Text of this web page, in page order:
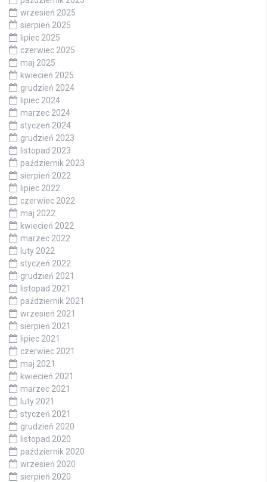
wrzesień 2025
sierpień 2025
lipiec 2025
czerwiec 2025
maj 2025
kwiecień 2025
grudzień 2024
lipiec 2024
marzec 2024
styczeń 2024
grudzień 2023
listopad 2023
październik 2023
sierpień 2022
lipiec 2022
czerwiec 2022
maj 2022
kwiecień 2022
marzec 2022
luty 2022
styczeń 2022
grudzień 2021
listopad 2021
październik 2021
wrzesień 2021
sierpień 2021
lipiec 2021
czerwiec 2021
maj 2021
kwiecień 2021
marzec 2021
luty 2021
styczeń 2021
grudzień 2020
listopad 2020
październik 2020
wrzesień 2020
sierpień 2020